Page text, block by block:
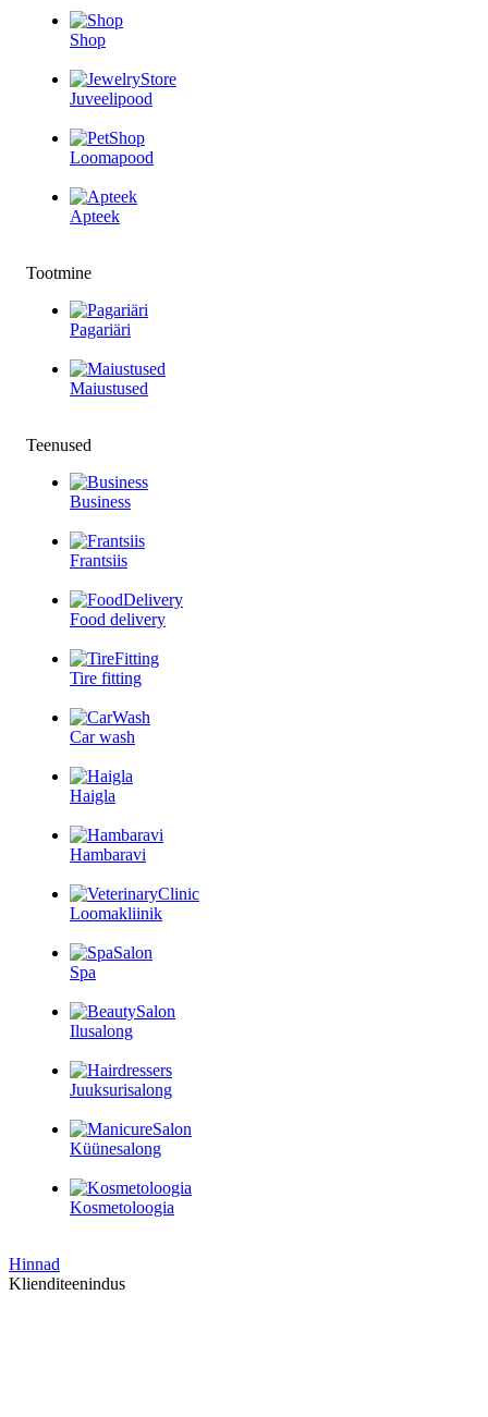
Shop
Juveelipood
Loomapood
Apteek
Tootmine
Pagariäri
Maiustused
Teenused
Business
Frantsiis
Food delivery
Tire fitting
Car wash
Haigla
Hambaravi
Loomakliinik
Spa
Ilusalong
Juuksurisalong
Küünesalong
Kosmetoloogia
Hinnad
Klienditeenindus